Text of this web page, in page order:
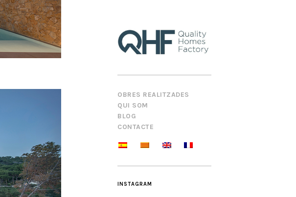
OBRES REALITZADES
QUI SOM
BLOG
CONTACTE
INSTAGRAM